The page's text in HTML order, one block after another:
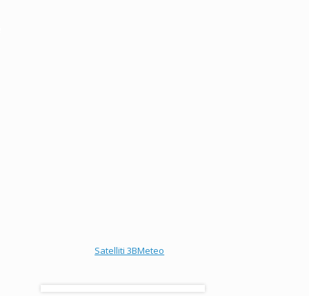
Satelliti 3BMeteo